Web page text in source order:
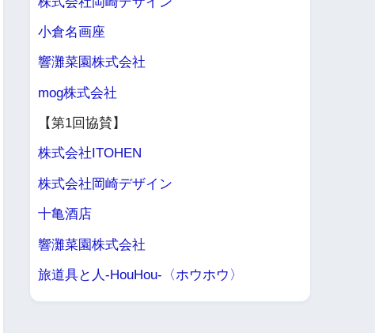
小倉名画座
響灘菜園株式会社
mog株式会社
【第1回協賛】
株式会社ITOHEN
株式会社岡崎デザイン
十亀酒店
響灘菜園株式会社
旅道具と人-HouHou-〈ホウホウ〉